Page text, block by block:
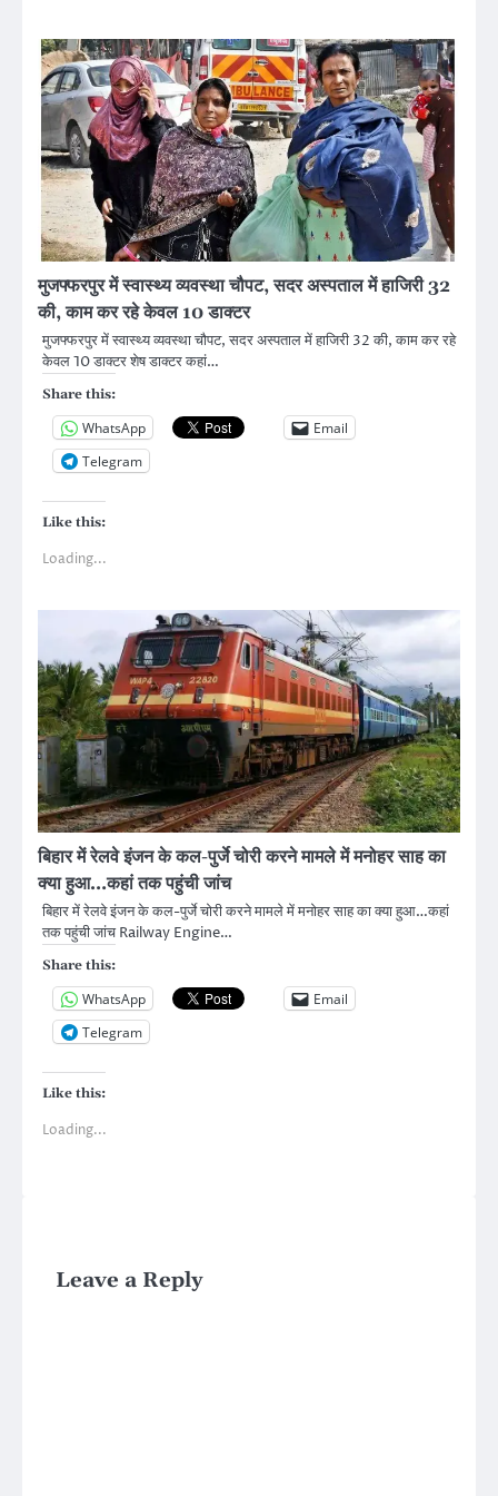
मुजफ्फरपुर में स्वास्थ्य व्यवस्था चौपट, सदर अस्पताल में हाजिरी 32
की, काम कर रहे केवल 10 डाक्टर
मुजफ्फरपुर में स्वास्थ्य व्यवस्था चौपट, सदर अस्पताल में हाजिरी 32 की, काम कर रहे
केवल 10 डाक्टर शेष डाक्टर कहां…
Share this:
WhatsApp
Email
Telegram
Like this:
Loading...
बिहार में रेलवे इंजन के कल-पुर्जे चोरी करने मामले में मनोहर साह का
क्या हुआ…कहां तक पहुंची जांच
बिहार में रेलवे इंजन के कल-पुर्जे चोरी करने मामले में मनोहर साह का क्या हुआ…कहां
तक पहुंची जांच Railway Engine…
Share this:
WhatsApp
Email
Telegram
Like this:
Loading...
Leave a Reply